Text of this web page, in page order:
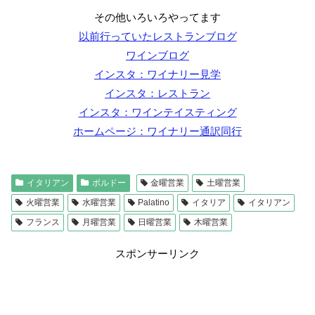
その他いろいろやってます
以前行っていたレストランブログ
ワインブログ
インスタ：ワイナリー見学
インスタ：レストラン
インスタ：ワインテイスティング
ホームページ：ワイナリー通訳同行
イタリアン ボルドー 金曜営業
土曜営業
火曜営業
水曜営業 Palatino イタリア
イタリアン
フランス
月曜営業 日曜営業 木曜営業
スポンサーリンク